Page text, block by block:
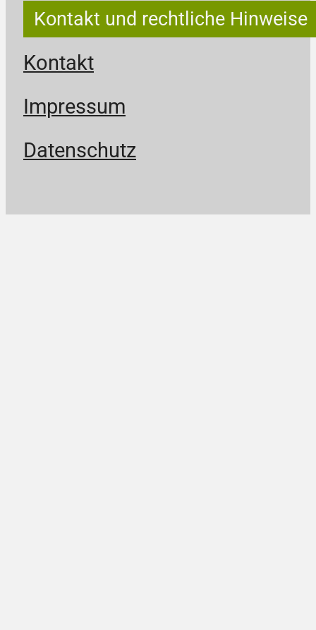
Kontakt und rechtliche Hinweise
Kontakt
Impressum
Datenschutz